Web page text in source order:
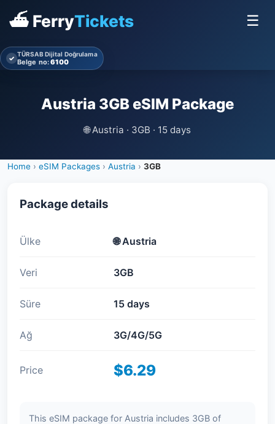
⛴ FerryTickets ☰
✓ TÜRSAB Dijital Doğrulama
Belge no:6100
Austria 3GB eSIM Package
🌐Austria · 3GB · 15 days
Home › eSIM Packages › Austria › 3GB
Package details
Ülke 🌐Austria
Veri 3GB
Süre 15 days
Ağ 3G/4G/5G
Price $6.29
This eSIM package for Austria includes 3GB of